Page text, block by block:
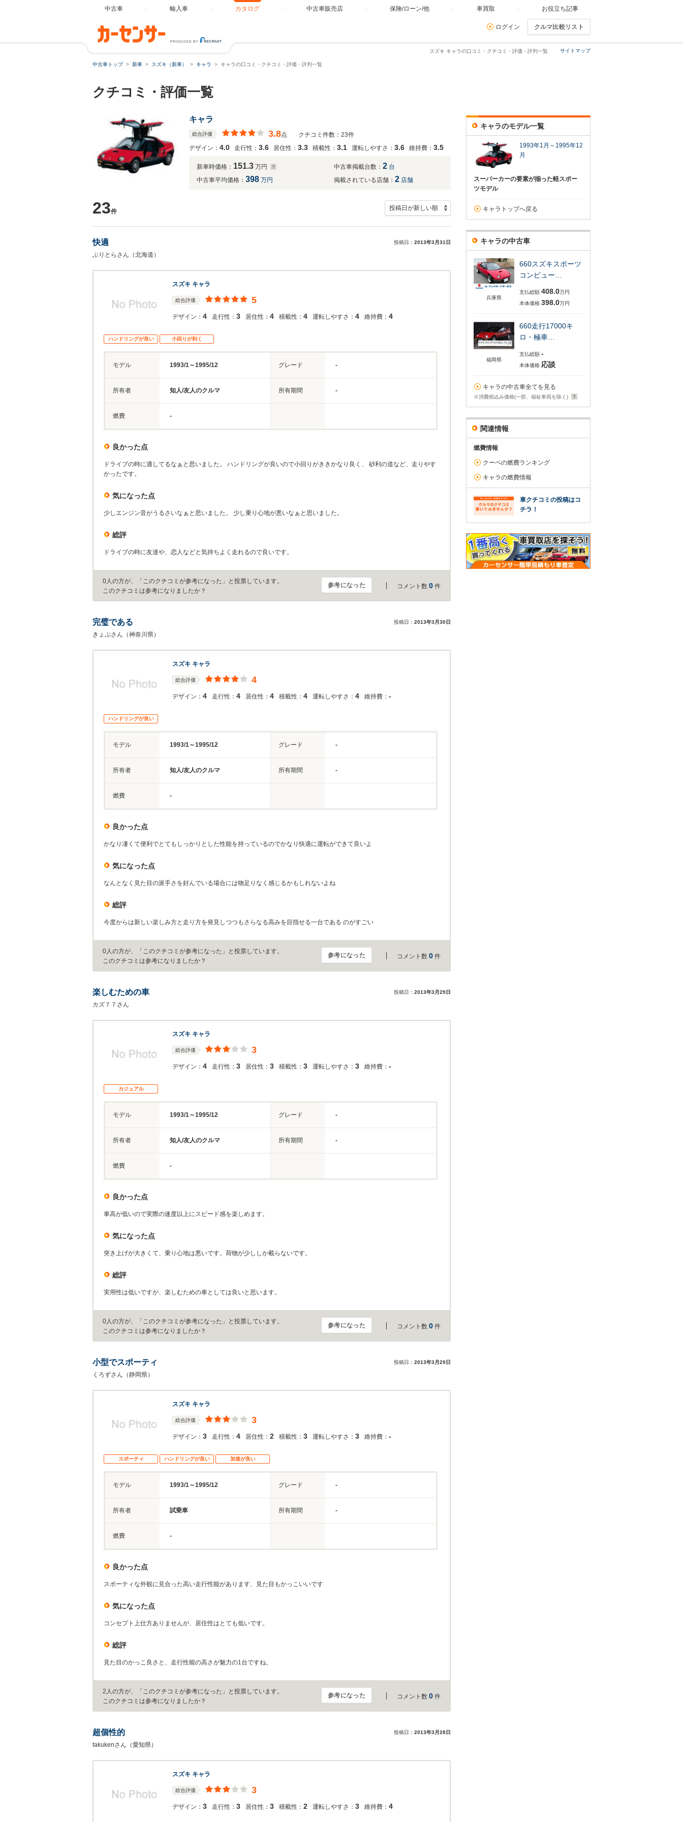
中古車 輸入車 カタログ 中古車販売店 保険/ローン/他 車買取 お役立ち記事
ログイン クルマ比較リスト
サイトマップ
スズキ キャラの口コミ・クチコミ・評価・評判一覧
中古車トップ 新車 スズキ（新車） キャラ キャラの口コミ・クチコミ・評価・評判一覧
クチコミ・評価一覧
キャラ
総合評価 3.8点
クチコミ件数：23件
デザイン： 4.0 走行性： 3.6 居住性： 3.3 積載性： 3.1 運転しやすさ： 3.6 維持費： 3.5
新車時価格： 151.3 万円 中古車掲載台数： 2 台
中古車平均価格： 398 万円 掲載されている店舗： 2 店舗
23件
快適 投稿日： 2013年3月31日
ぶりとらさん（北海道）
スズキ キャラ
総合評価 5
デザイン： 4 走行性： 3 居住性： 4 積載性： 4 運転しやすさ： 4 維持費： 4
ハンドリングが良い 小回りが利く
モデル 1993/1～1995/12 グレード -
所有者 知人/友人のクルマ 所有期間 -
燃費 -
良かった点
ドライブの時に適してるなぁと思いました。 ハンドリングが良いので小回りがききかなり良く、 砂利の道など、走りやす
かったです。
気になった点
少しエンジン音がうるさいなぁと思いました。 少し乗り心地が悪いなぁと思いました。
総評
ドライブの時に友達や、恋人などと気持ちよく走れるので良いです。
0人の方が、「このクチコミが参考になった」と投票しています。
このクチコミは参考になりましたか？
参考になった コメント数 0 件
完璧である 投稿日： 2013年3月30日
きょぷさん（神奈川県）
スズキ キャラ
総合評価 4
デザイン： 4 走行性： 4 居住性： 4 積載性： 4 運転しやすさ： 4 維持費： -
ハンドリングが良い
モデル 1993/1～1995/12 グレード -
所有者 知人/友人のクルマ 所有期間 -
燃費 -
良かった点
かなり凄くて便利でとてもしっかりとした性能を持っているのでかなり快適に運転ができて良いよ
気になった点
なんとなく見た目の派手さを好んでいる場合には物足りなく感じるかもしれないよね
総評
今度からは新しい楽しみ方と走り方を発見しつつもさらなる高みを目指せる一台である のがすごい
0人の方が、「このクチコミが参考になった」と投票しています。
このクチコミは参考になりましたか？
参考になった コメント数 0 件
楽しむための車 投稿日： 2013年3月29日
カズ７７さん
スズキ キャラ
総合評価 3
デザイン： 4 走行性： 3 居住性： 3 積載性： 3 運転しやすさ： 3 維持費： -
カジュアル
モデル 1993/1～1995/12 グレード -
所有者 知人/友人のクルマ 所有期間 -
燃費 -
良かった点
車高が低いので実際の速度以上にスピード感を楽しめます。
気になった点
突き上げが大きくて、乗り心地は悪いです。荷物が少ししか載らないです。
総評
実用性は低いですが、楽しむための車としては良いと思います。
0人の方が、「このクチコミが参考になった」と投票しています。
このクチコミは参考になりましたか？
参考になった コメント数 0 件
小型でスポーティ 投稿日： 2013年3月29日
くろずさん（静岡県）
スズキ キャラ
総合評価 3
デザイン： 3 走行性： 4 居住性： 2 積載性： 3 運転しやすさ： 3 維持費： -
スポーティ ハンドリングが良い 加速が良い
モデル 1993/1～1995/12 グレード -
所有者 試乗車 所有期間 -
燃費 -
良かった点
スポーティな外観に見合った高い走行性能があります、見た目もかっこいいです
気になった点
コンセプト上仕方ありませんが、居住性はとても低いです。
総評
見た目のかっこ良さと、走行性能の高さが魅力の1台ですね。
2人の方が、「このクチコミが参考になった」と投票しています。
このクチコミは参考になりましたか？
参考になった コメント数 0 件
超個性的 投稿日： 2013年3月28日
takukenさん（愛知県）
スズキ キャラ
総合評価 3
デザイン： 3 走行性： 3 居住性： 3 積載性： 2 運転しやすさ： 3 維持費： 4
キャラのモデル一覧
1993年1月～1995年12
月
スーパーカーの要素が揃った軽スポー
ツモデル
キャラトップへ戻る
キャラの中古車
兵庫県
660スズキスポーツ
コンピュー…
支払総額 408.0万円
本体価格 398.0万円
福岡県
660走行17000キ
ロ・極車…
支払総額 -
本体価格 応談
キャラの中古車全てを見る
※消費税込み価格(一部、福祉車両を除く)
関連情報
燃費情報
クーペの燃費ランキング
キャラの燃費情報
車クチコミの投稿はコ
チラ！